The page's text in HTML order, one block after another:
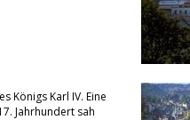
Königs Karl IV. Eine
Jahrhundert sah